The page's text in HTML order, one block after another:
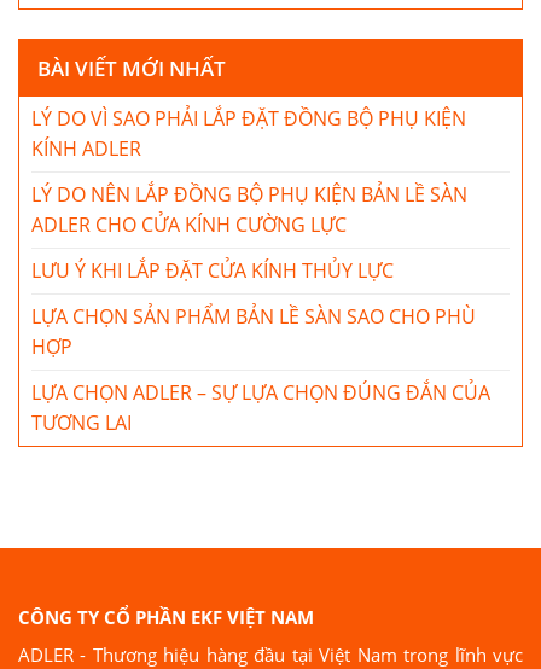
BÀI VIẾT MỚI NHẤT
LÝ DO VÌ SAO PHẢI LẮP ĐẶT ĐỒNG BỘ PHỤ KIỆN
KÍNH ADLER
LÝ DO NÊN LẮP ĐỒNG BỘ PHỤ KIỆN BẢN LỀ SÀN
ADLER CHO CỬA KÍNH CƯỜNG LỰC
LƯU Ý KHI LẮP ĐẶT CỬA KÍNH THỦY LỰC
LỰA CHỌN SẢN PHẨM BẢN LỀ SÀN SAO CHO PHÙ
HỢP
LỰA CHỌN ADLER – SỰ LỰA CHỌN ĐÚNG ĐẮN CỦA
TƯƠNG LAI
CÔNG TY CỔ PHẦN EKF VIỆT NAM
ADLER - Thương hiệu hàng đầu tại Việt Nam trong lĩnh vực